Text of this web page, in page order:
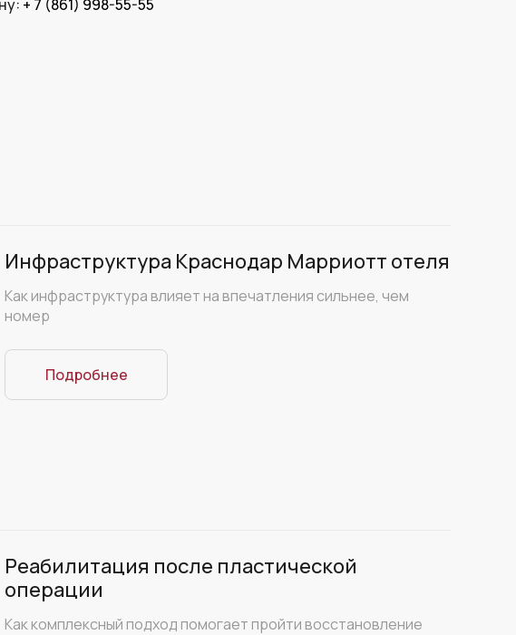
+ 7 (861) 998-55-55
Инфраструктура Краснодар Марриотт отеля
Как инфраструктура влияет на впечатления сильнее, чем
номер
Подробнее
Реабилитация после пластической
операции
Как комплексный подход помогает пройти восстановление